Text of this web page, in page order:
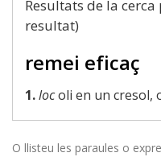
Resultats de la cerca
resultat)
remei eficaç
1.locoli en un cresol,
O llisteu les paraules o